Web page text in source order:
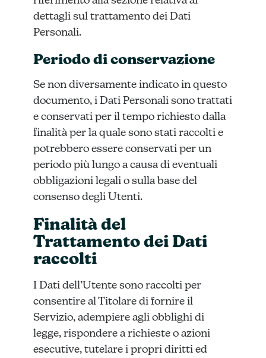
dettagli sul trattamento dei Dati
Personali.
Periodo di conservazione
Se non diversamente indicato in questo
documento, i Dati Personali sono trattati
e conservati per il tempo richiesto dalla
finalità per la quale sono stati raccolti e
potrebbero essere conservati per un
periodo più lungo a causa di eventuali
obbligazioni legali o sulla base del
consenso degli Utenti.
Finalità del
Trattamento dei Dati
raccolti
I Dati dell’Utente sono raccolti per
consentire al Titolare di fornire il
Servizio, adempiere agli obblighi di
legge, rispondere a richieste o azioni
esecutive, tutelare i propri diritti ed